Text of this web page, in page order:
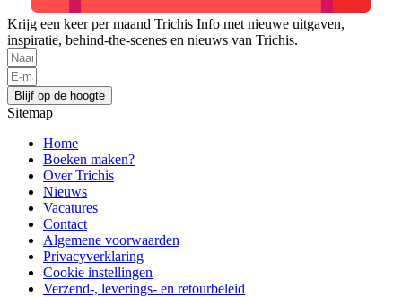
Krijg een keer per maand Trichis Info met nieuwe uitgaven,
inspiratie, behind-the-scenes en nieuws van Trichis.
Blijf op de hoogte
Sitemap
Home
Boeken maken?
Over Trichis
Nieuws
Vacatures
Contact
Algemene voorwaarden
Privacyverklaring
Cookie instellingen
Verzend-, leverings- en retourbeleid